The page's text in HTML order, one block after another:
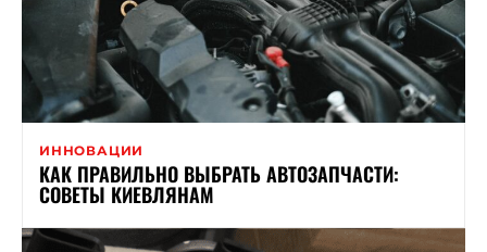
ИННОВАЦИИ
КАК ПРАВИЛЬНО ВЫБРАТЬ АВТОЗАПЧАСТИ:
СОВЕТЫ КИЕВЛЯНАМ